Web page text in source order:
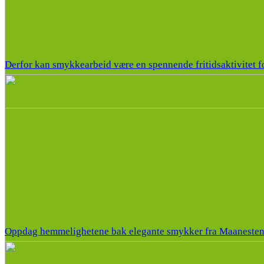
Derfor kan smykkearbeid være en spennende fritidsaktivitet
Oppdag hemmelighetene bak elegante smykker fra Maanesten